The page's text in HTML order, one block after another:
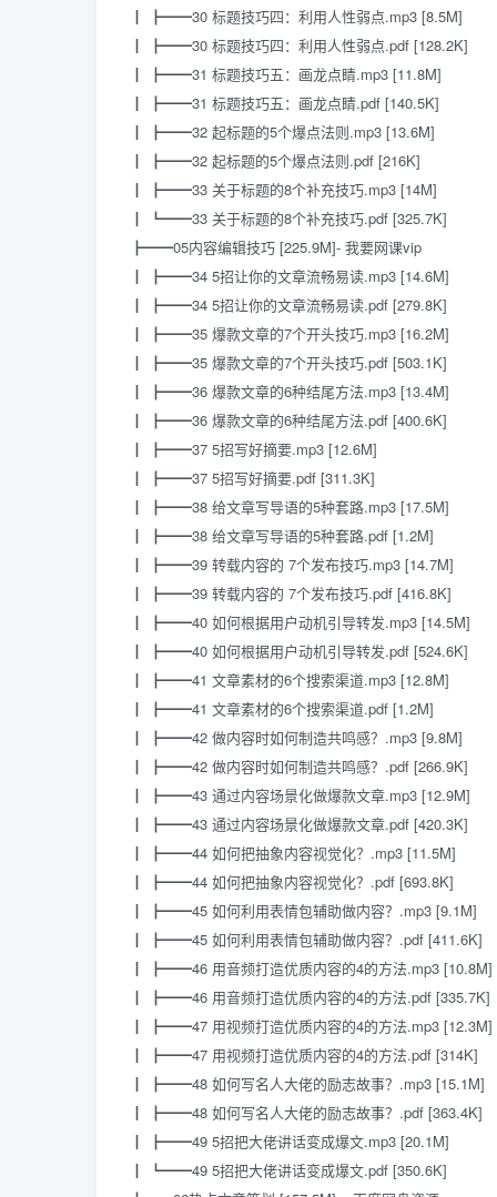
┃ ┣━━30 标题技巧四：利用人性弱点.mp3 [8.5M]
┃ ┣━━30 标题技巧四：利用人性弱点.pdf [128.2K]
┃ ┣━━31 标题技巧五：画龙点睛.mp3 [11.8M]
┃ ┣━━31 标题技巧五：画龙点睛.pdf [140.5K]
┃ ┣━━32 起标题的5个爆点法则.mp3 [13.6M]
┃ ┣━━32 起标题的5个爆点法则.pdf [216K]
┃ ┣━━33 关于标题的8个补充技巧.mp3 [14M]
┃ ┗━━33 关于标题的8个补充技巧.pdf [325.7K]
┣━━05内容编辑技巧 [225.9M]- 我要网课vip
┃ ┣━━34 5招让你的文章流畅易读.mp3 [14.6M]
┃ ┣━━34 5招让你的文章流畅易读.pdf [279.8K]
┃ ┣━━35 爆款文章的7个开头技巧.mp3 [16.2M]
┃ ┣━━35 爆款文章的7个开头技巧.pdf [503.1K]
┃ ┣━━36 爆款文章的6种结尾方法.mp3 [13.4M]
┃ ┣━━36 爆款文章的6种结尾方法.pdf [400.6K]
┃ ┣━━37 5招写好摘要.mp3 [12.6M]
┃ ┣━━37 5招写好摘要.pdf [311.3K]
┃ ┣━━38 给文章写导语的5种套路.mp3 [17.5M]
┃ ┣━━38 给文章写导语的5种套路.pdf [1.2M]
┃ ┣━━39 转载内容的 7个发布技巧.mp3 [14.7M]
┃ ┣━━39 转载内容的 7个发布技巧.pdf [416.8K]
┃ ┣━━40 如何根据用户动机引导转发.mp3 [14.5M]
┃ ┣━━40 如何根据用户动机引导转发.pdf [524.6K]
┃ ┣━━41 文章素材的6个搜索渠道.mp3 [12.8M]
┃ ┣━━41 文章素材的6个搜索渠道.pdf [1.2M]
┃ ┣━━42 做内容时如何制造共鸣感？.mp3 [9.8M]
┃ ┣━━42 做内容时如何制造共鸣感？.pdf [266.9K]
┃ ┣━━43 通过内容场景化做爆款文章.mp3 [12.9M]
┃ ┣━━43 通过内容场景化做爆款文章.pdf [420.3K]
┃ ┣━━44 如何把抽象内容视觉化？.mp3 [11.5M]
┃ ┣━━44 如何把抽象内容视觉化？.pdf [693.8K]
┃ ┣━━45 如何利用表情包辅助做内容？.mp3 [9.1M]
┃ ┣━━45 如何利用表情包辅助做内容？.pdf [411.6K]
┃ ┣━━46 用音频打造优质内容的4的方法.mp3 [10.8M]
┃ ┣━━46 用音频打造优质内容的4的方法.pdf [335.7K]
┃ ┣━━47 用视频打造优质内容的4的方法.mp3 [12.3M]
┃ ┣━━47 用视频打造优质内容的4的方法.pdf [314K]
┃ ┣━━48 如何写名人大佬的励志故事？.mp3 [15.1M]
┃ ┣━━48 如何写名人大佬的励志故事？.pdf [363.4K]
┃ ┣━━49 5招把大佬讲话变成爆文.mp3 [20.1M]
┃ ┗━━49 5招把大佬讲话变成爆文.pdf [350.6K]